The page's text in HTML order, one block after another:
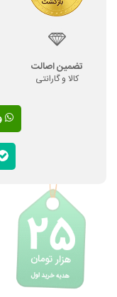
تضمین اصالت
کالا و گارانتی